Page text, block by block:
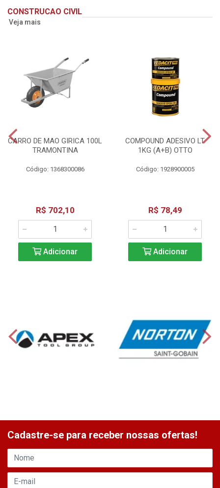
CONSTRUCAO CIVIL
Veja mais
CARRO DE MAO GIRICA 100L
TRAMONTINA
Código: 1368300086
R$ 702,10
Adicionar
COMPOUND ADESIVO LT
1KG (A+B) OTTO
Código: 1928900005
R$ 78,49
Adicionar
Cadastre-se para receber nossas ofertas!